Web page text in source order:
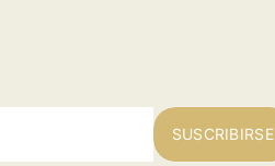
SUSCRIBIRSE